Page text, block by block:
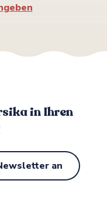
in Ihren
an